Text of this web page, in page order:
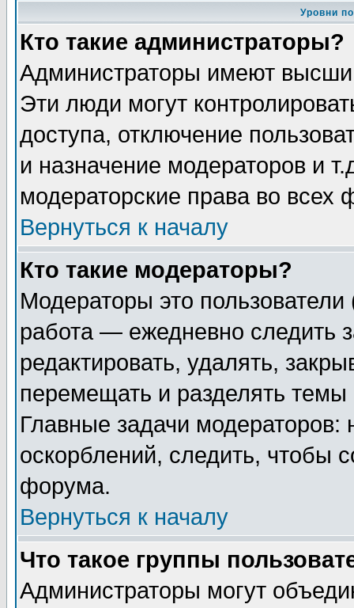
Уровни
Кто такие администраторы?
Администраторы имеют
Эти люди могут
доступа, отключение
и назначение модераторов и
модераторские права во всех
Вернуться к началу
Кто такие модераторы?
Модераторы это
работа — ежедневно следить
редактировать, удалять,
перемещать и разделять
Главные задачи
оскорблений, следить, чтобы
форума.
Вернуться к началу
Что такое группы
Администраторы могут